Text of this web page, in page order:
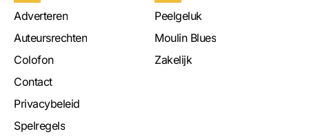
Adverteren
Auteursrechten
Colofon
Contact
Privacybeleid
Spelregels
Peelgeluk
Moulin Blues
Zakelijk